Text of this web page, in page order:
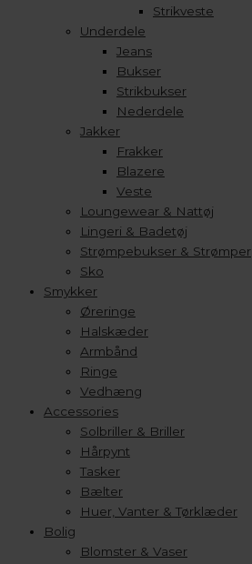
Strikveste
Underdele
Jeans
Bukser
Strikbukser
Nederdele
Jakker
Frakker
Blazere
Veste
Loungewear & Nattøj
Lingeri & Badetøj
Strømpebukser & Strømper
Sko
Smykker
Øreringe
Halskæder
Armbånd
Ringe
Vedhæng
Accessories
Solbriller & Briller
Hårpynt
Tasker
Bælter
Huer, Vanter & Tørklæder
Bolig
Blomster & Vaser